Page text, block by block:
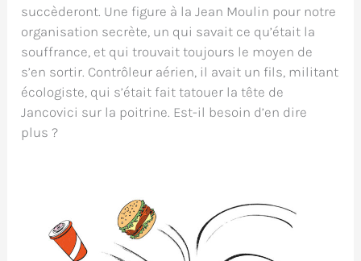
succèderont. Une figure à la Jean Moulin pour notre
organisation secrète, un qui savait ce qu’était la
souffrance, et qui trouvait toujours le moyen de
s’en sortir. Contrôleur aérien, il avait un fils, militant
écologiste, qui s’était fait tatouer la tête de
Jancovici sur la poitrine. Est-il besoin d’en dire
plus ?